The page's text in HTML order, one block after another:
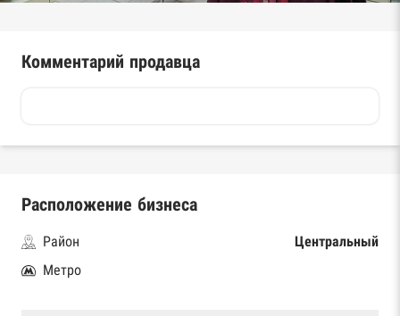
Комментарий продавца
Расположение бизнеса
Район
Центральный
Метро